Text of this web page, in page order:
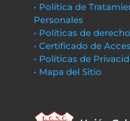
• Política de
Personales
• Políticas de
• Certificado de
• Políticas de
• Mapa del Sitio